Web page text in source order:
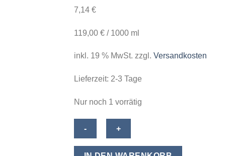
7,14 €
119,00 € / 1000 ml
inkl. 19 % MwSt. zzgl. Versandkosten
Lieferzeit: 2-3 Tage
Nur noch 1 vorrätig
Nirvel
Art